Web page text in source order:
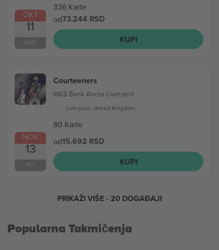
OKT
11
NED
336 Karte
od73.244 RSD
KUPI
NOV
13
PET
Courteeners
M&S Bank Arena Liverpool
Liverpool, United Kingdom
80 Karte
od15.692 RSD
KUPI
PRIKAŽI VIŠE- 20 DOGAĐAJI
Popularna Takmičenja